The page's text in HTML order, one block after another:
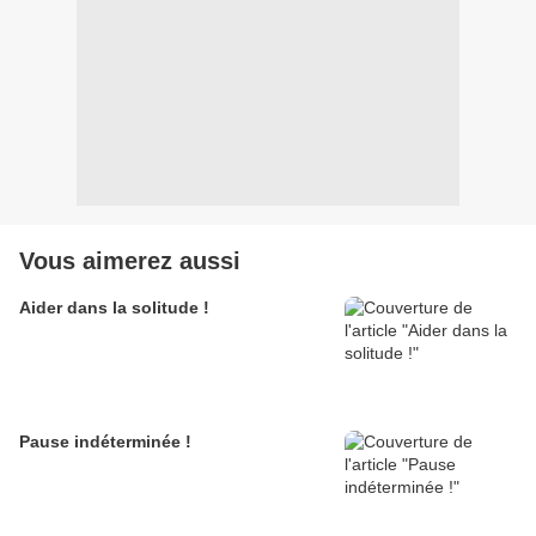
Vous aimerez aussi
Aider dans la solitude !
Pause indéterminée !